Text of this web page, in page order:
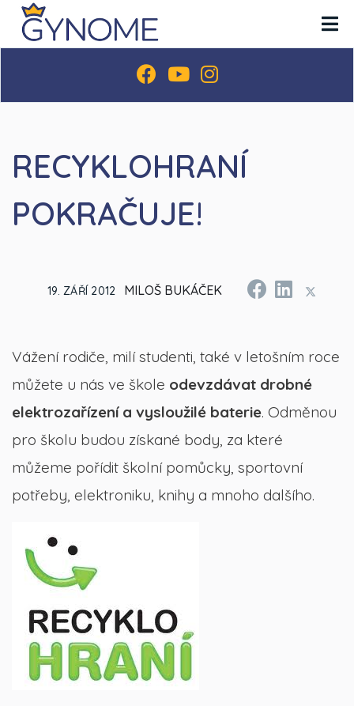
RECYKLOHRANÍ
POKRAČUJE!
MILOŠ BUKÁČEK
19. ZÁŘÍ 2012
Vážení rodiče, milí studenti, také v letošním roce
můžete u nás ve škole odevzdávat drobné
elektrozařízení a vysloužilé baterie. Odměnou
pro školu budou získané body, za které
můžeme pořídit školní pomůcky, sportovní
potřeby, elektroniku, knihy a mnoho dalšího.